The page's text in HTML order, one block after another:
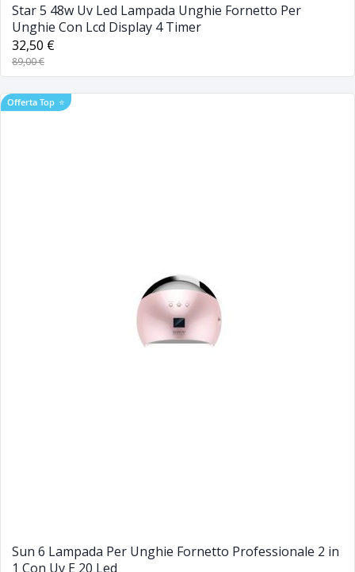
Star 5 48w Uv Led Lampada Unghie Fornetto Per
Unghie Con Lcd Display 4 Timer
32,50 €
89,00 €
Offerta Top ⭐
Sun 6 Lampada Per Unghie Fornetto Professionale 2 in
1 Con Uv E 20 Led